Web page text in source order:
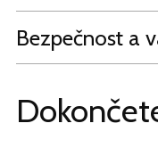
Bezpečnost a